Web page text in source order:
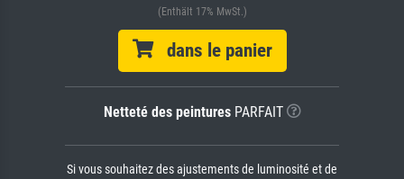
(Enthält 17% MwSt.)
dans le panier
Netteté des peinturesPARFAIT
Si vous souhaitez des ajustements de luminosité et de